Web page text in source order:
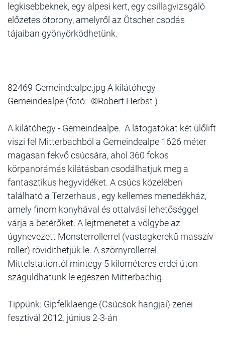
legki­sebbeknek, egy alpesi kert, egy csillagvizsgáló
előzetes ótorony, amelyről az Ötscher csodás
tájaiban gyönyörködhetünk.
82469-Gemeindealpe.jpg A kilátóhegy -
Gemeindealpe (fotó: ©Robert Herbst )
A kilátóhegy - Gemeindealpe. A látogatókat két ülőlift
viszi fel Mitterbachból a Gemeinde­alpe 1626 méter
magasan fekvő csúcsára, ahol 360 fokos
körpanorámás kilátásban csodálhatjuk meg a
fantasztikus hegyvidéket. A csúcs közelében
található a Terzerhaus , egy kellemes menedékház,
amely finom konyhával és ottalvási lehetőséggel
várja a betérőket. A lejtmenetet a völgybe az
úgynevezett Monsterrollerrel (vastagkerekű masszív
roller) rövidíthetjük le. A szörnyrollerrel
Mittelstationtól mintegy 5 kilométeres erdei úton
száguldhatunk le egészen Mitterbachig.
Tippünk: Gipfelklaenge (Csúcsok hangjai) zenei
fesztivál 2012. június 2-3-án